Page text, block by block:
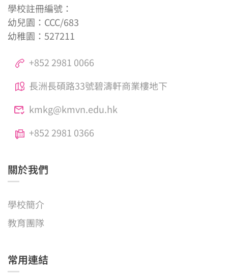
學校註冊編號：
幼兒園：CCC/683
幼稚園：527211
+852 2981 0066
長洲長碩路33號碧濤軒商業樓地下
kmkg@kmvn.edu.hk
+852 2981 0366
關於我們
學校簡介
教育團隊
常用連結